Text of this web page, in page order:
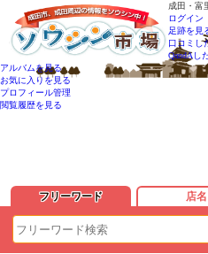
成田・富
ログイン
足跡を見
口コミし
QandAし
アルバムを見る
お気に入りを見る
プロフィール管理
閲覧履歴を見る
フリーワード 店名